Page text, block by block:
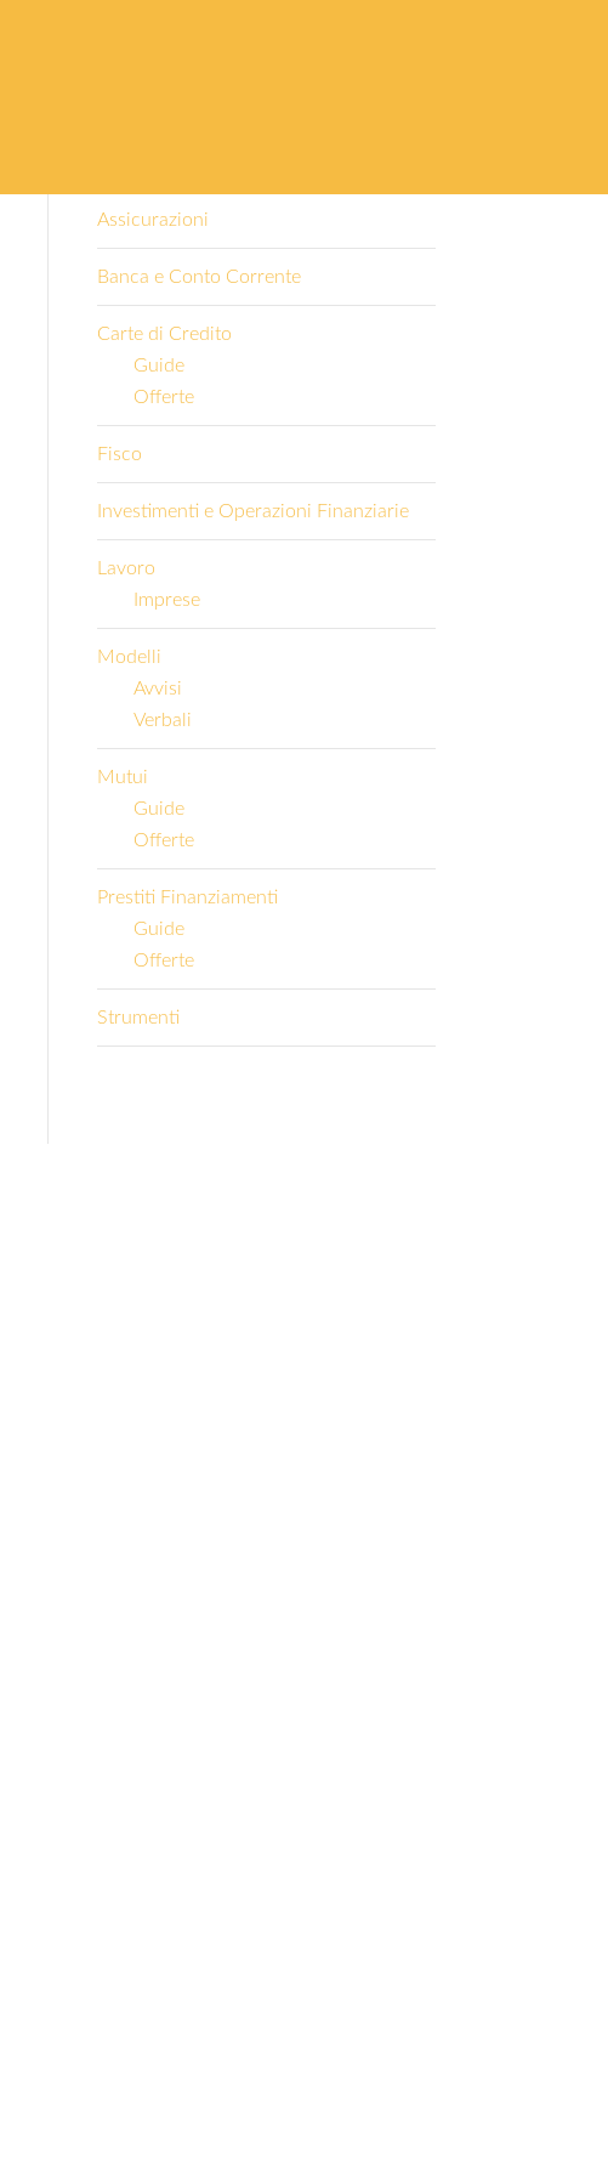
Assicurazioni
Banca e Conto Corrente
Carte di Credito
Guide
Offerte
Fisco
Investimenti e Operazioni Finanziarie
Lavoro
Imprese
Modelli
Avvisi
Verbali
Mutui
Guide
Offerte
Prestiti Finanziamenti
Guide
Offerte
Strumenti